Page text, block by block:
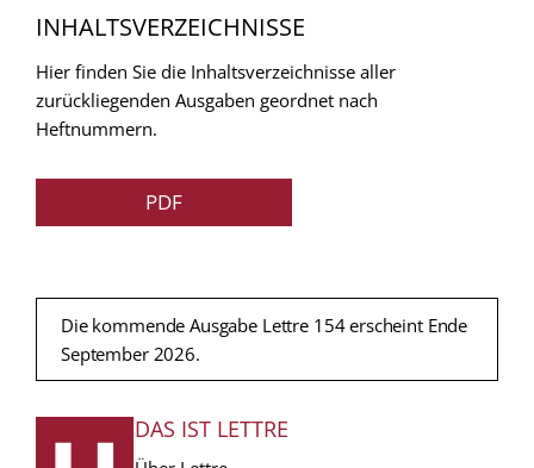
INHALTSVERZEICHNISSE
Hier finden Sie die Inhaltsverzeichnisse aller
zurückliegenden Ausgaben geordnet nach
Heftnummern.
PDF
Die kommende Ausgabe Lettre 154 erscheint Ende
September 2026.
FUSSZEILE
DAS IST LETTRE